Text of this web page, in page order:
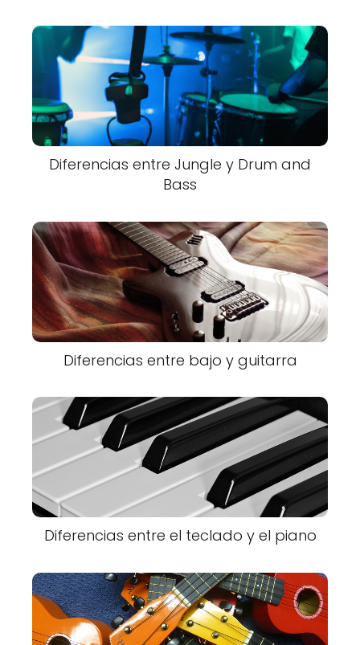
Diferencias entre Jungle y Drum and
Bass
Diferencias entre bajo y guitarra
Diferencias entre el teclado y el piano